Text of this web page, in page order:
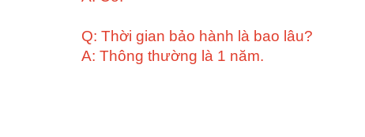
Q: Thời gian bảo hành là bao lâu?
A: Thông thường là 1 năm.